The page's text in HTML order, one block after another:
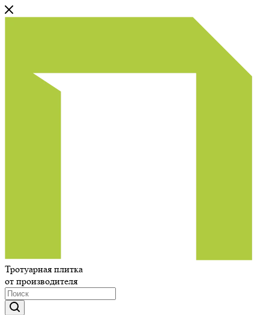
Тротуарная плитка
от производителя